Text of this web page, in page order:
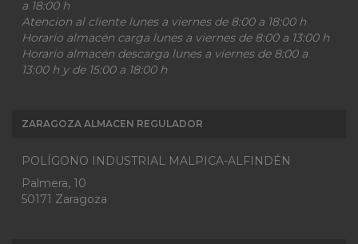
a 18:00 h
Atencion al cliente lunes a viernes de 8:00 a 18:00 h
Horario almacén carga lunes a viernes de 8:00 a 13:00 h
Horario almacén descarga lunes a viernes de 8:00 a
13:00 h y de 15:00 a 18:00 h
ZARAGOZA ALMACEN REGULADOR
POLÍGONO INDUSTRIAL MALPICA-ALFINDÉN
Palmera, 10
50171 Zaragoza